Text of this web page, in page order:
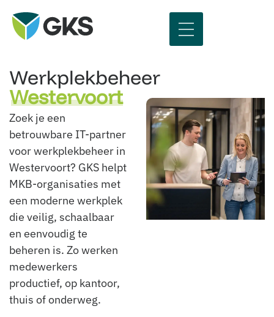
Werkplekbeheer
Westervoort
Zoek je een
betrouwbare IT-partner
voor werkplekbeheer in
Westervoort? GKS helpt
MKB-organisaties met
een moderne werkplek
die veilig, schaalbaar
en eenvoudig te
beheren is. Zo werken
medewerkers
productief, op kantoor,
thuis of onderweg.